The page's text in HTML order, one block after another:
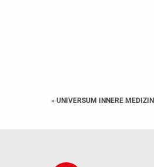
« UNIVERSUM INNERE MEDIZIN